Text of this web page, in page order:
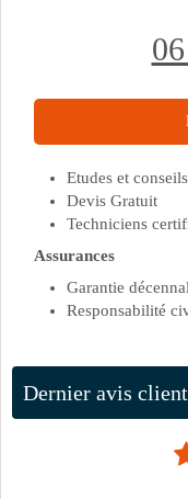
Etudes et
Devis Gratuit
Techniciens
Assurances
Garantie
Responsabilité
Dernier avis client